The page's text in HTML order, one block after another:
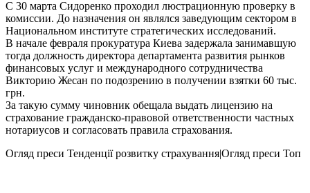
С 30 марта Сидоренко проходил люстрационную проверку в
комиссии. До назначения он являлся заведующим сектором в
Национальном институте стратегических исследований.
В начале февраля прокуратура Киева задержала занимавшую
тогда должность директора департамента развития рынков
финансовых услуг и международного сотрудничества
Викторию Жесан по подозрению в получении взятки 60 тыс.
грн.
За такую сумму чиновник обещала выдать лицензию на
страхование гражданско-правовой ответственности частных
нотариусов и согласовать правила страхования.
Огляд преси Тенденції розвитку страхування|Огляд преси Топ